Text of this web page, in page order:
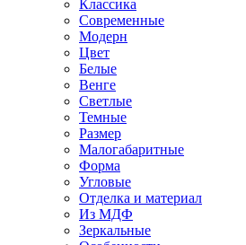
Классика
Современные
Модерн
Цвет
Белые
Венге
Светлые
Темные
Размер
Малогабаритные
Форма
Угловые
Отделка и материал
Из МДФ
Зеркальные